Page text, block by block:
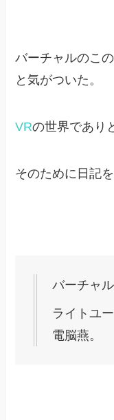
バーチャルのこ
と気がついた。
VRの世界であり
そのために日記
バーチャ
ライトユ
電脳燕。